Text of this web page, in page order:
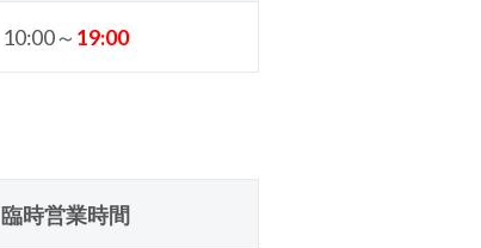
10:00～ 19:00
臨時営業時間